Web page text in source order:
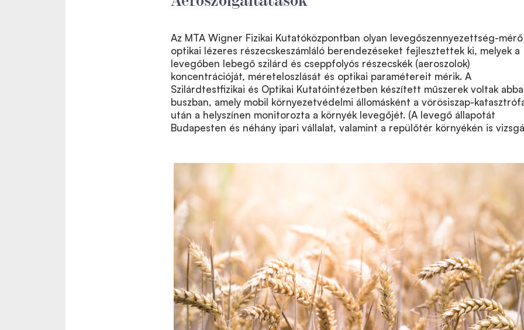
Az MTA Wigner Fizikai Kutatóközpontban olyan levegőszennyezettség-mérő
optikai lézeres részecskeszámláló berendezéseket fejlesztettek ki, melyek a
levegőben lebegő szilárd és cseppfolyós részecskék (aeroszolok)
koncentrációját, méreteloszlását és optikai paramétereit mérik. A
Szilárdtestfizikai és Optikai Kutatóintézetben készített műszerek voltak
buszban, amely mobil környezetvédelmi állomásként a vörösiszap-
után a helyszínen monitorozta a környék levegőjét. (A levegő állapotát
Budapesten és néhány ipari vállalat, valamint a repülőtér környékén is